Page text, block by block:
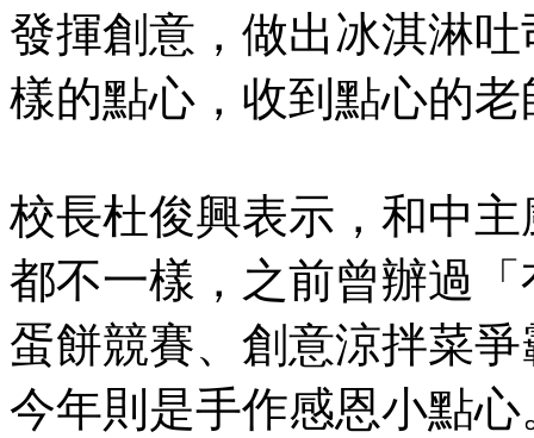
發揮創意，做出冰淇淋
樣的點心，收到點心的
校長杜俊興表示，和中
都不一樣，之前曾辦過
蛋餅競賽、創意涼拌菜
今年則是手作感恩小點